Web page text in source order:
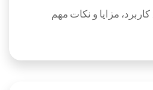
مزایا و نکات مهم